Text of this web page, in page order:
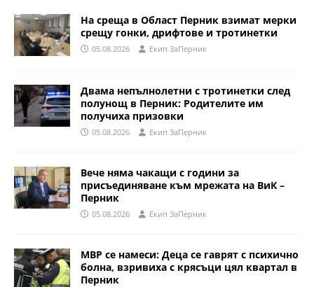
На среща в Област Перник взимат мерки
срещу гонки, дрифтове и тротинетки
05.08.2026 Eкип ЗаПерник
Двама непълнолетни с тротинетки след
полунощ в Перник: Родителите им
получиха призовки
05.08.2026 Eкип ЗаПерник
Вече няма чакащи с години за
присъединяване към мрежата на ВиК –
Перник
05.08.2026 Eкип ЗаПерник
МВР се намеси: Деца се гаврят с психично
болна, взривиха с крясъци цял квартал в
Перник